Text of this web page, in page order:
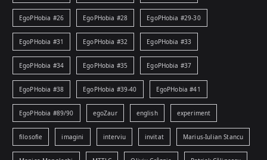
EgoPHobia #26 EgoPHobia #28 EgoPHobia #29-30
EgoPHobia #31 EgoPHobia #32 EgoPHobia #33
EgoPHobia #34 EgoPHobia #35 EgoPHobia #37
EgoPHobia #38 EgoPHobia #39-40 EgoPHobia #41
EgoPHobia #89/90 egoZaur english experiment
filosofie imagini interviu invitat Marius-Iulian Stancu